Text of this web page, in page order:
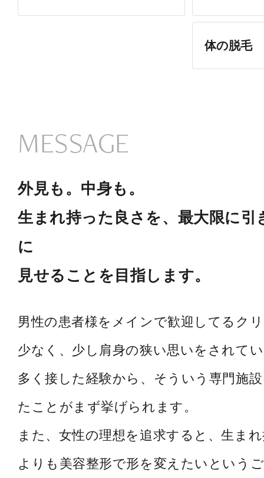
体の脱毛
MESSAGE
外見も。中身も。
生まれ持った良さを、最大限に引
に
見せることを目指します。
男性の患者様をメインで歓迎してるク
少なく、少し肩身の狭い思いをされて
多く接した経験から、そういう専門施
たことがまず挙げられます。
また、女性の理想を追求すると、生ま
よりも美容整形で形を変えたいという